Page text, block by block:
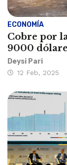
ECONOMÍA
Cobre por
9000
Deysi Pari
12 Feb, 2025